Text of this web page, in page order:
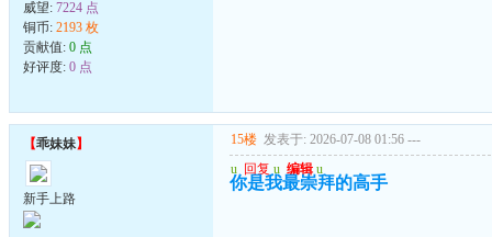
威望: 7224 点
铜币: 2193 枚
贡献值: 0 点
好评度: 0 点
【乖妹妹】
新手上路
15楼 发表于: 2026-07-08 01:56 ---
u 回复 u 编辑 u
你是我最崇拜的高手